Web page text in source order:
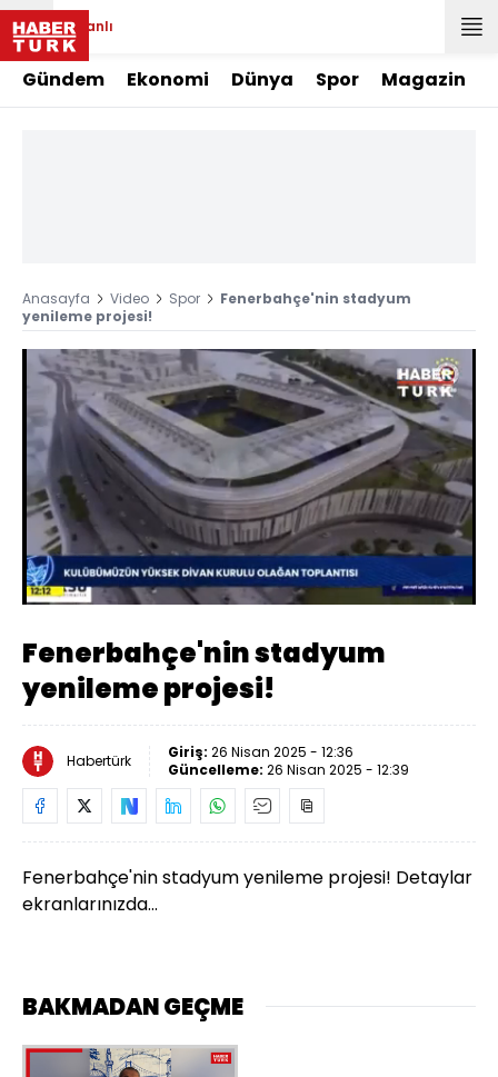
Canlı
Gündem Ekonomi Dünya Spor Magazin
Anasayfa Video Spor
Fenerbahçe'nin stadyum
yenileme projesi!
Sesi
Aç
Yüklendi:
44.42%
Oynatma
Hızı
Fenerbahçe'nin stadyum
yenileme projesi!
Habertürk Giriş: 26 Nisan 2025 - 12:36
Güncelleme: 26 Nisan 2025 - 12:39
Fenerbahçe'nin stadyum yenileme projesi! Detaylar
ekranlarınızda...
BAKMADAN GEÇME